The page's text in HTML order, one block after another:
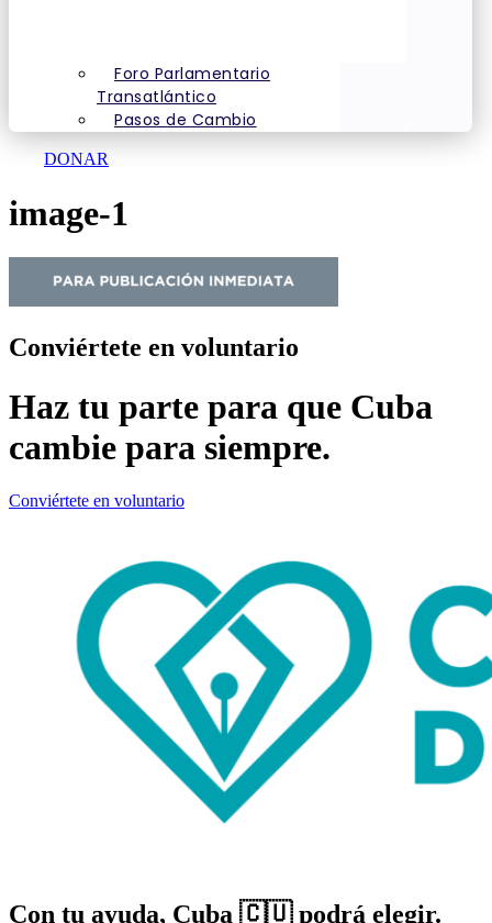
Foro Parlamentario
Transatlántico
Pasos de Cambio
DONAR
image-1
Conviértete en voluntario
Haz tu parte para que Cuba
cambie para siempre.
Conviértete en voluntario
Con tu ayuda, Cuba 🇨🇺 podrá elegir.